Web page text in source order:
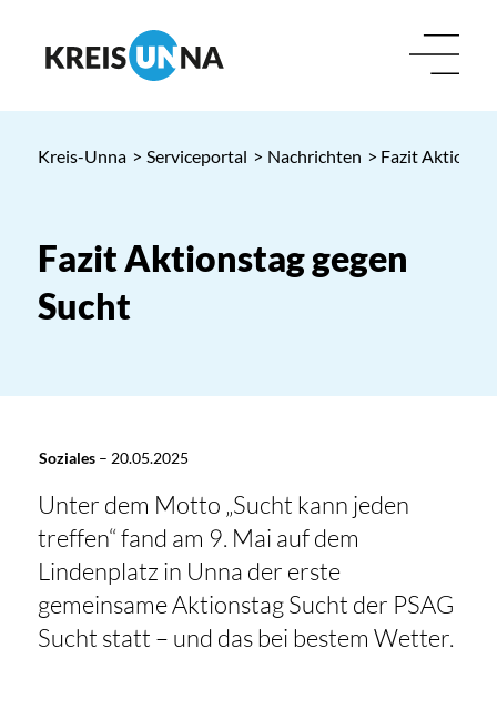
Kreis-Unna > Serviceportal > Nachrichten > Fazit
Fazit Aktionstag gegen
Sucht
Soziales– 20.05.2025
Unter dem Motto „Sucht kann jeden
treffen“ fand am 9. Mai auf dem
Lindenplatz in Unna der erste
gemeinsame Aktionstag Sucht der PSAG
Sucht statt – und das bei bestem Wetter.